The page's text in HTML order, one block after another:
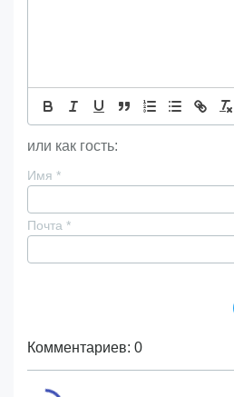
или как гость:
Имя *
Почта *
Комментариев: 0